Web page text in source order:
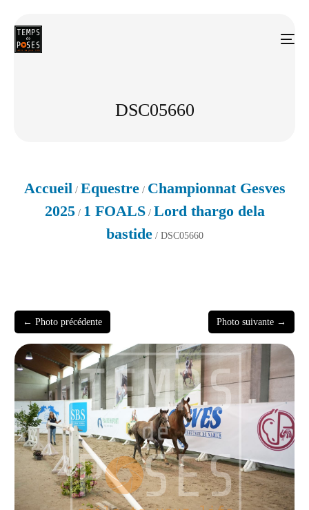
DSC05660
Accueil / Equestre/ Championnat Gesves
2025/ 1 FOALS/ Lord thargo dela
bastide/ DSC05660
← Photo précédente Photo suivante →